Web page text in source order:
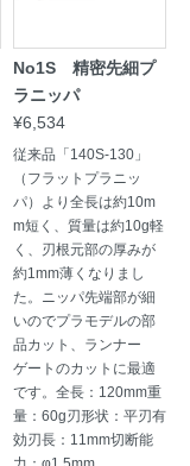
No1S 精密先細プ
ラニッパ
¥6,534
従来品「140S-130」
（フラットプラニッ
パ）より全長は約10m
m短く、質量は約10g軽
く、刃根元部の厚みが
約1mm薄くなりまし
た。ニッパ先端部が細
いのでプラモデルの部
品カット、ランナー
ゲートのカットに最適
です。全長：120mm重
量：60g刃形状：平刃有
効刃長：11mm切断能